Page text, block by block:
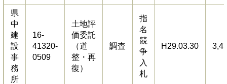
県
中
建
設
事
務
所
16-
41320-
0509
土地評
価委託
（道
整・再
復）
調査
指
名
競
争
入
札
H29.03.30